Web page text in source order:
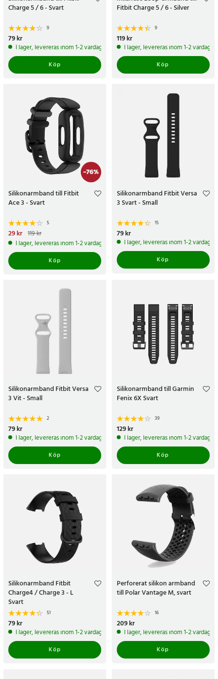
Charge 5 / 6 - Svart
9
Pris:
79 kr
I lager, levereras inom 1-2 vardagar
Köp
Fitbit Charge 5 / 6 - Silver
9
Pris:119 kr
119 kr
I lager, levereras inom 1-2 vardagar
Köp
-76%
Silikonarmband till Fitbit
Ace 3 - Svart
5
Nuvarande pris
pris:119 kr
29 kr 119 kr
I lager, levereras inom 1-2 vardagar
Köp
Silikonarmband Fitbit Versa
3 Svart - Small
15
Pris:
79 kr
I lager, levereras inom 1-2 vardagar
Köp
Silikonarmband Fitbit Versa
3 Vit - Small
2
Pris:
79 kr
I lager, levereras inom 1-2 vardagar
Köp
Silikonarmband till Garmin
Fenix 6X Svart
39
Pris:129 kr
129 kr
I lager, levereras inom 1-2 vardagar
Köp
Silikonarmband Fitbit
Charge4 / Charge 3 - L
Svart
51
Pris:
79 kr
I lager, levereras inom 1-2 vardagar
Köp
Perforerat silikon armband
till Polar Vantage M, svart
16
Pris:209 kr
209 kr
I lager, levereras inom 1-2 vardagar
Köp